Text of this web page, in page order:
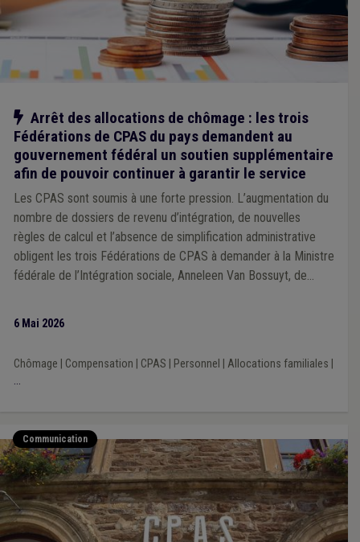
Notre action
Arrêt des allocations de chômage : les trois
Fédérations de CPAS du pays demandent au
gouvernement fédéral un soutien supplémentaire
afin de pouvoir continuer à garantir le service
Les CPAS sont soumis à une forte pression. L’augmentation du
nombre de dossiers de revenu d’intégration, de nouvelles
règles de calcul et l’absence de simplification administrative
obligent les trois Fédérations de CPAS à demander à la Ministre
fédérale de l’Intégration sociale, Anneleen Van Bossuyt, de
6 Mai 2026
Chômage Compensation CPAS Personnel Allocations familiales
...
Communication